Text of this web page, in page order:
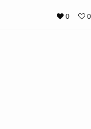
0 0